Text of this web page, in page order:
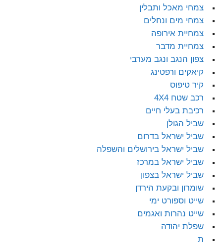
צמחי מאכל ותבלין
צמחי מים ונחלים
צמחיית אירופה
צמחיית מדבר
צפון הנגב ונגב מערבי
קיאקים ורפטינג
קיר טיפוס
רכב שטח 4X4
רכיבת בעלי חיים
שביל הגולן
שביל ישראל בדרום
שביל ישראל בירושלים והשפלה
שביל ישראל במרכז
שביל ישראל בצפון
שומרון ובקעת הירדן
שייט וספורט ימי
שייט נהרות ואגמים
שפלת יהודה
ת